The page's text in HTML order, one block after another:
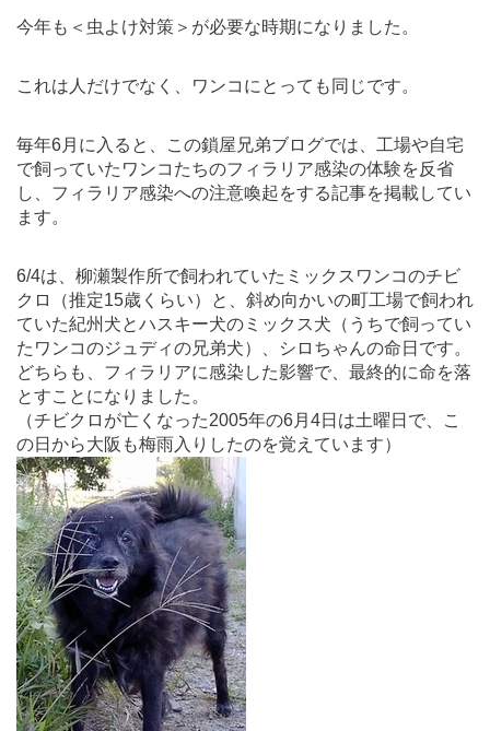
今年も＜虫よけ対策＞が必要な時期になりました。
これは人だけでなく、ワンコにとっても同じです。
毎年6月に入ると、この鎖屋兄弟ブログでは、工場や自宅
で飼っていたワンコたちのフィラリア感染の体験を反省
し、フィラリア感染への注意喚起をする記事を掲載してい
ます。
6/4は、柳瀬製作所で飼われていたミックスワンコのチビ
クロ（推定15歳くらい）と、斜め向かいの町工場で飼われ
ていた紀州犬とハスキー犬のミックス犬（うちで飼ってい
たワンコのジュディの兄弟犬）、シロちゃんの命日です。
どちらも、フィラリアに感染した影響で、最終的に命を落
とすことになりました。
（チビクロが亡くなった2005年の6月4日は土曜日で、こ
の日から大阪も梅雨入りしたのを覚えています）